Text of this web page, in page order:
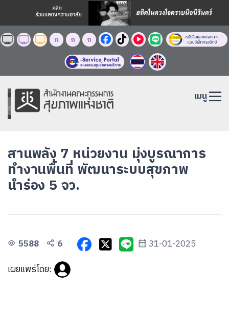
ก ก ก
เมนู
สานพลัง 7 หน่วยงาน มุ่งบูรณาการ
ทำงานพื้นที่ พัฒนาระบบสุขภาพ
นำร่อง 5 จว.
5588 6
31-01-2025
เผยแพร่โดย: